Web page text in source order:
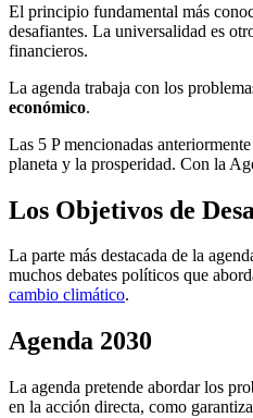
El principio fundamental más
desafiantes. La universalidad es
financieros.
La agenda trabaja con los
económico.
Las 5 P mencionadas
planeta y la prosperidad. Con la
Los Objetivos de
La parte más destacada de la
muchos debates políticos que
cambio climático.
Agenda 2030
La agenda pretende abordar los
en la acción directa, como